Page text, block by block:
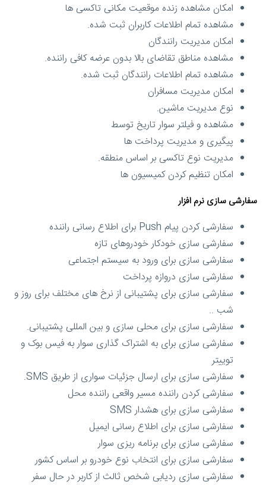
امکان مشاهده زنده موقعیت مکانی تاکسی ها
مشاهده تمام اطلاعات کاربران ثبت شده.
امکان مدیریت رانندگان
مشاهده مناطق تقاضای بالا بدون عرضه کافی راننده.
مشاهده تمام اطلاعات رانندگان ثبت شده.
امکان مدیریت مسافران
نوع مدیریت ماشین.
مشاهده و فیلتر سوار تاریخ توسط
پیگیری و مدیریت پرداخت ها
مدیریت نوع تاکسی بر اساس منطقه.
امکان تنظیم کردن کمیسیون ها
سفارشی سازی نرم افزار
سفارشی کردن پیام Push برای اطلاع رسانی راننده
سفارشی سازی خودکار خودروهای تازه
سفارشی سازی برای ورود به سیستم اجتماعی
سفارشی سازی دروازه پرداخت
سفارشی سازی برای پشتیبانی از نرخ های مختلف برای روز و
شب ..
سفارشی سازی برای محلی سازی و بین المللی پشتیبانی.
سفارشی سازی برای به اشتراک گذاری سوار به فیس بوک و
توییتر
سفارشی سازی برای ارسال جزئیات سواری از طریق SMS.
سفارشی کردن راننده مسیر واقعی راننده محل
سفارشی سازی برای هشدار SMS
سفارشی سازی برای اطلاع رسانی ایمیل
سفارشی سازی برای برنامه ریزی سوار
سفارشی سازی برای انتخاب نوع خودرو بر اساس کشور
سفارشی سازی ردیابی شخص ثالث از کاربر در حال سفر